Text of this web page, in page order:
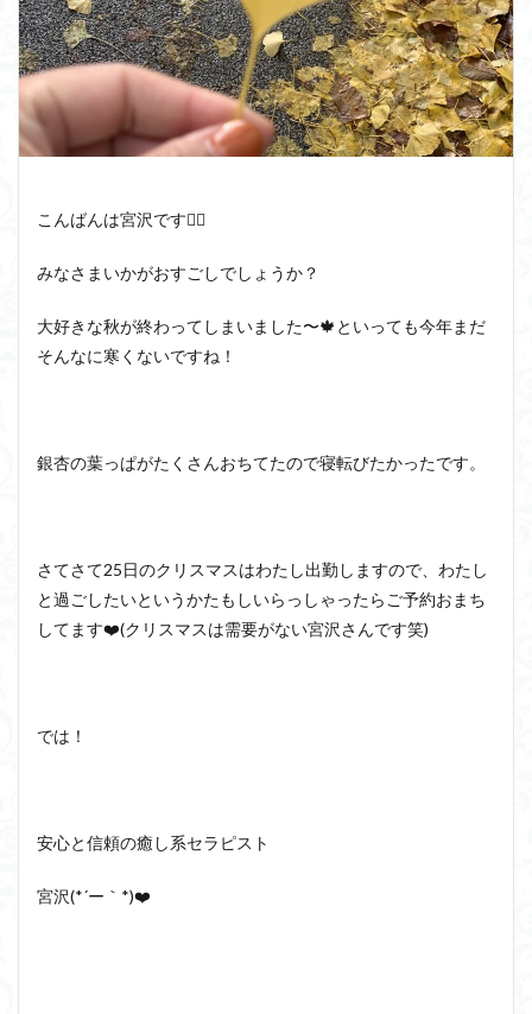
こんばんは宮沢です🙆‍♀️
みなさまいかがおすごしでしょうか？
大好きな秋が終わってしまいました〜🍁といっても今年まだ
そんなに寒くないですね！
銀杏の葉っぱがたくさんおちてたので寝転びたかったです。
さてさて25日のクリスマスはわたし出勤しますので、わたし
と過ごしたいというかたもしいらっしゃったらご予約おまち
してます❤️(クリスマスは需要がない宮沢さんです笑)
では！
安心と信頼の癒し系セラピスト
宮沢(*´ー｀*)❤️